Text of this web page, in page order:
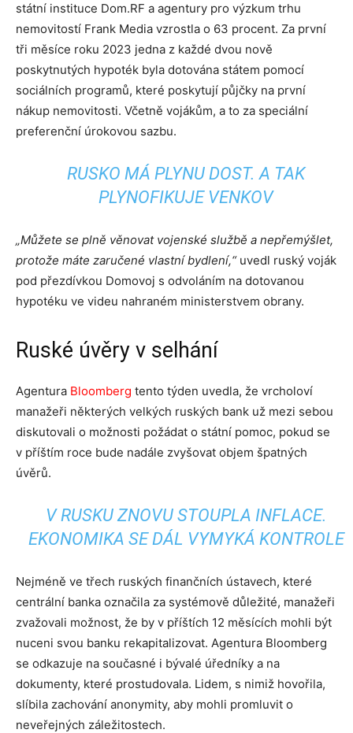
státní instituce Dom.RF a agentury pro výzkum trhu
nemovitostí Frank Media vzrostla o 63 procent. Za první
tři měsíce roku 2023 jedna z každé dvou nově
poskytnutých hypoték byla dotována státem pomocí
sociálních programů, které poskytují půjčky na první
nákup nemovitosti. Včetně vojákům, a to za speciální
preferenční úrokovou sazbu.
RUSKO MÁ PLYNU DOST. A TAK
PLYNOFIKUJE VENKOV
„Můžete se plně věnovat vojenské službě a nepřemýšlet,
protože máte zaručené vlastní bydlení,“uvedl ruský voják
pod přezdívkou Domovoj s odvoláním na dotovanou
hypotéku ve videu nahraném ministerstvem obrany.
Ruské úvěry v selhání
Agentura Bloomberg tento týden uvedla, že vrcholoví
manažeři některých velkých ruských bank už mezi sebou
diskutovali o možnosti požádat o státní pomoc, pokud se
v příštím roce bude nadále zvyšovat objem špatných
úvěrů.
V RUSKU ZNOVU STOUPLA INFLACE.
EKONOMIKA SE DÁL VYMYKÁ KONTROLE
Nejméně ve třech ruských finančních ústavech, které
centrální banka označila za systémově důležité, manažeři
zvažovali možnost, že by v příštích 12 měsících mohli být
nuceni svou banku rekapitalizovat. Agentura Bloomberg
se odkazuje na současné i bývalé úředníky a na
dokumenty, které prostudovala. Lidem, s nimiž hovořila,
slíbila zachování anonymity, aby mohli promluvit o
neveřejných záležitostech.